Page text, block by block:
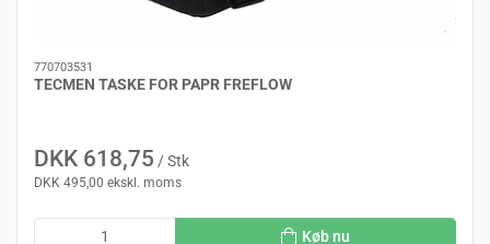
770703531
TECMEN TASKE FOR PAPR FREFLOW
DKK 618,75 / Stk
DKK 495,00 ekskl. moms
Køb nu